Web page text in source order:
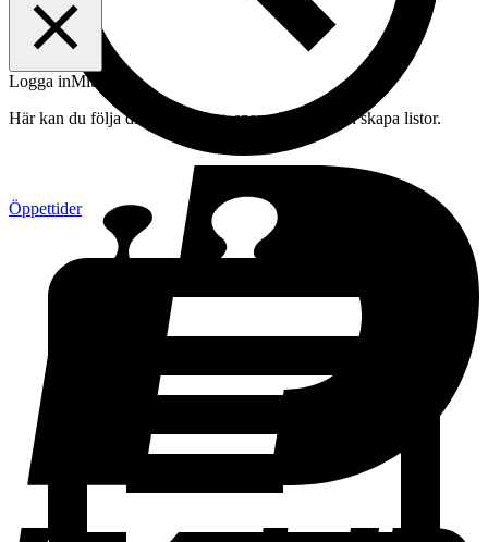
Öppettider
Logga inMitt konto
Här kan du följa din beställning, spara drycker och skapa listor.